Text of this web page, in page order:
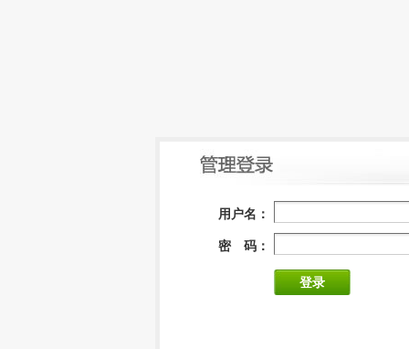
用户名：
密 码：
登录